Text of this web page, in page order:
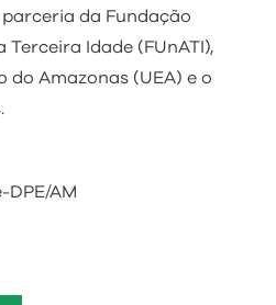
da Fundação
Idade (FUnATI),
do Amazonas (UEA) e o
DPE/AM